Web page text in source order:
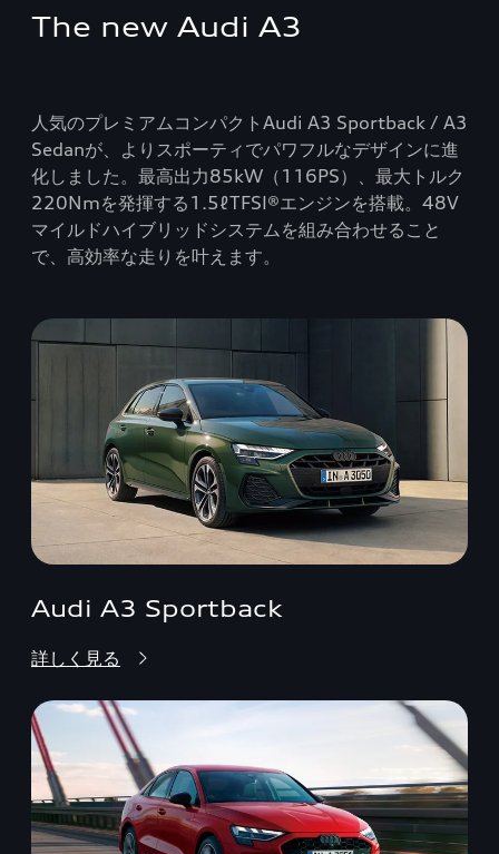
The new Audi A3
人気のプレミアムコンパクトAudi A3 Sportback / A3
Sedanが、よりスポーティでパワフルなデザインに進
化しました。最高出力85kW（116PS）、最大トルク
220Nmを発揮する1.5ℓTFSI®エンジンを搭載。48V
マイルドハイブリッドシステムを組み合わせること
で、高効率な走りを叶えます。
Audi A3 Sportback
詳しく見る